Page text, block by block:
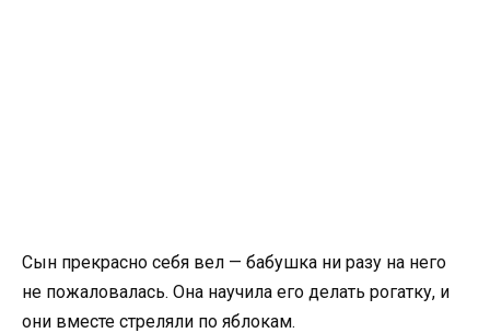
Сын прекрасно себя вел — бабушка ни разу на него
не пожаловалась. Она научила его делать рогатку, и
они вместе стреляли по яблокам.